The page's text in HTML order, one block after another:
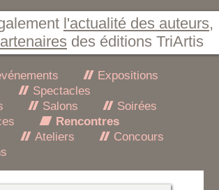
l'actualité des auteurs,
des éditions TriArtis
Expositions
Spectacles
Salons
Soirées
Rencontres
Ateliers
Concours